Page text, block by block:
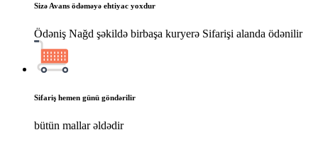
Sizə Avans ödəməyə ehtiyac yoxdur
Ödəniş Nağd şəkildə birbaşa kuryerə Sifarişi alanda ödənilir
Sifariş hemen günü göndərilir
bütün mallar əldədir